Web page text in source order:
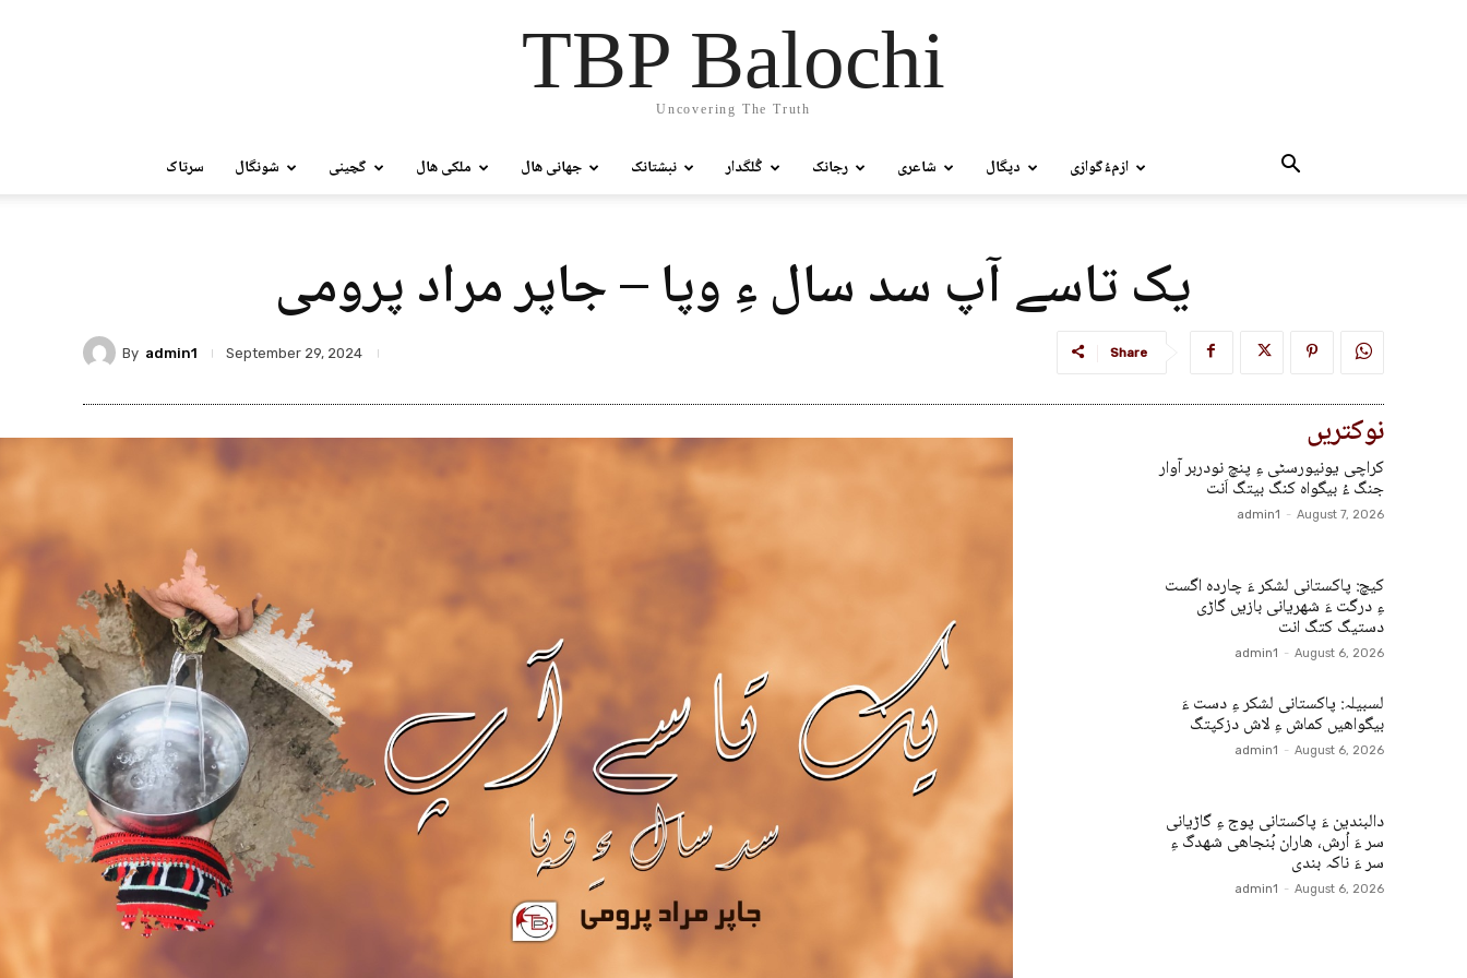
TBP Balochi
Uncovering The Truth
سرتاک شونگال گچینی ملکی ھال جھانی ھال نبشتانک گُلگدار رجانک شاعری دپگال ازمءُگوازی
یک تاسے آپ سد سال ءِ وپا – جاپر مراد پرومی
By admin1 September 29, 2024 Share
نوکتریں
کراچی یونیورسٹی ءِ پنچ نودربر آوار
جنگ ءُ بیگواہ کنگ بیتگ اَنت
admin1 - August 7, 2026
کیچ: پاکستانی لشکر ءَ چاردہ اگست
ءِ درگت ءَ شھریانی بازیں گاڑی
دستیگ کتگ انت
admin1 - August 6, 2026
لسبیلہ: پاکستانی لشکر ءِ دست ءَ
بیگواھیں کماش ءِ لاش دزکپتگ
admin1 - August 6, 2026
دالبندین ءَ پاکستانی پوج ءِ گاڑیانی
سر ءَ اُرش، ھاران بُنجاھی شھدگ ءِ
سر ءَ ناکہ بندی
admin1 - August 6, 2026